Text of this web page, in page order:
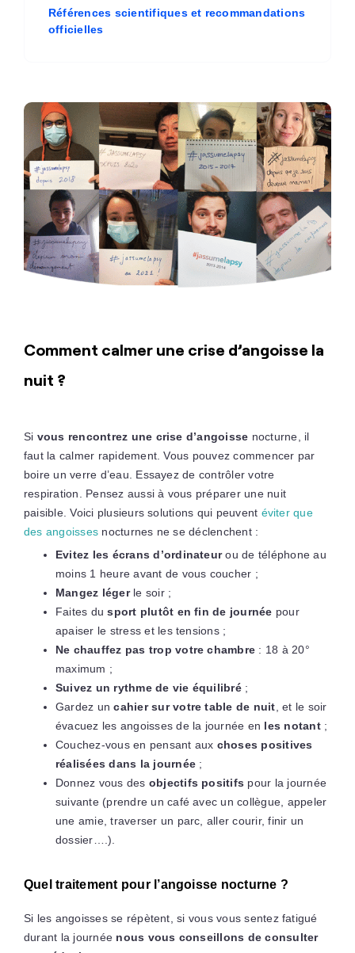
Références scientifiques et recommandations
officielles
Comment calmer une crise d’angoisse la
nuit ?
Si vous rencontrez une crise d’angoisse nocturne, il
faut la calmer rapidement. Vous pouvez commencer par
boire un verre d’eau. Essayez de contrôler votre
respiration. Pensez aussi à vous préparer une nuit
paisible. Voici plusieurs solutions qui peuvent éviter que
des angoisses nocturnes ne se déclenchent :
Evitez les écrans d’ordinateurou de téléphone au
moins 1 heure avant de vous coucher ;
Mangez légerle soir ;
Faites dusport plutôt en fin de journée pour
apaiser le stress et les tensions ;
Ne chauffez pas trop votre chambre : 18 à 20°
maximum ;
Suivez un rythme de vie équilibré;
Gardez uncahier sur votre table de nuit , et le soir
évacuez les angoisses de la journée en les notant;
Couchez-vous en pensant aux choses positives
réalisées dans la journée;
Donnez vous des objectifs positifs pour la journée
suivante (prendre un café avec un collègue, appeler
une amie, traverser un parc, aller courir, finir un
dossier….).
Quel traitement pour l’angoisse nocturne ?
Si les angoisses se répètent, si vous vous sentez fatigué
durant la journée nous vous conseillons de consulter